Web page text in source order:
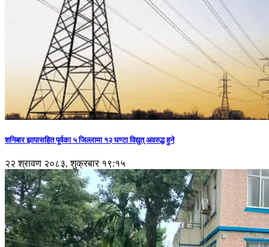
शनिबार झापासहित पूर्वका ५ जिल्लामा १२ घण्टा विद्युत् अवरुद्ध हुने
२२ श्रावण २०८३, शुक्रबार १९:१५